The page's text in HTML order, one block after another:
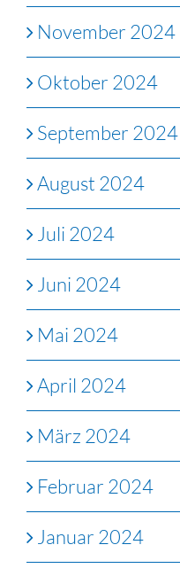
November 2024
Oktober 2024
September 2024
August 2024
Juli 2024
Juni 2024
Mai 2024
April 2024
März 2024
Februar 2024
Januar 2024